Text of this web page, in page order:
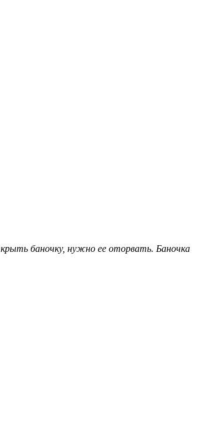
баночку, нужно ее оторвать. Баночка